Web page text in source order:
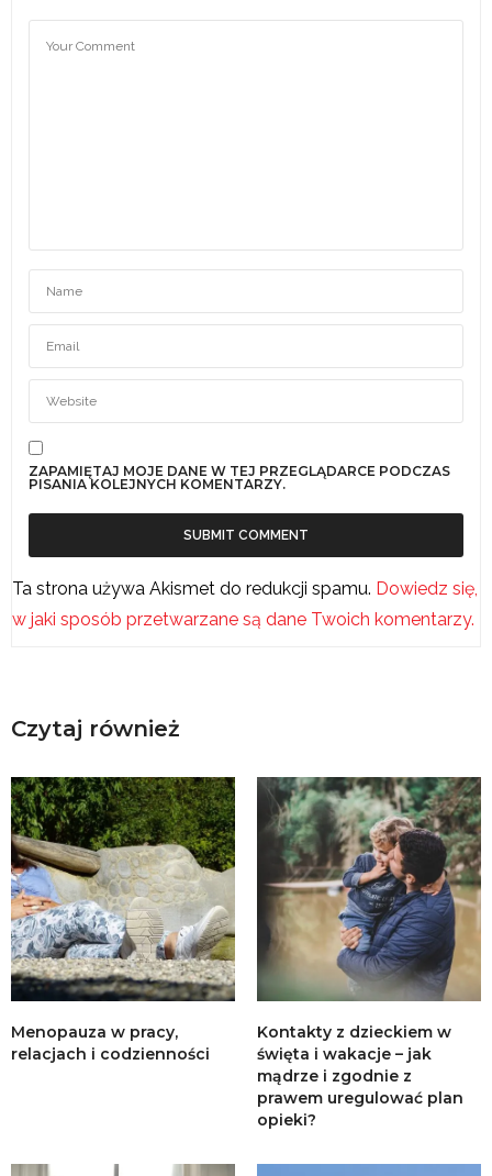
ZAPAMIĘTAJ MOJE DANE W TEJ PRZEGLĄDARCE PODCZAS
PISANIA KOLEJNYCH KOMENTARZY.
Ta strona używa Akismet do redukcji spamu. Dowiedz się,
w jaki sposób przetwarzane są dane Twoich komentarzy.
Czytaj również
Menopauza w pracy,
relacjach i codzienności
Kontakty z dzieckiem w
święta i wakacje – jak
mądrze i zgodnie z
prawem uregulować plan
opieki?